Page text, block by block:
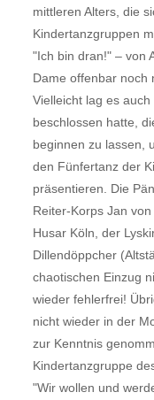
mittleren Alters, die
Kindertanzgruppen
"Ich bin dran!" – von
Dame offenbar noch
Vielleicht lag es
beschlossen hatte,
beginnen zu lassen,
den Fünfertanz der
präsentieren. Die
Reiter-Korps Jan
Husar Köln, der
Dillendöppcher
chaotischen Einzug
wieder fehlerfrei!
nicht wieder in der
zur Kenntnis
Kindertanzgruppe
"Wir wollen und